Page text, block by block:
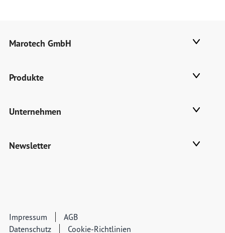
Marotech GmbH
Produkte
Unternehmen
Newsletter
Impressum
AGB
Datenschutz
Cookie-Richtlinien